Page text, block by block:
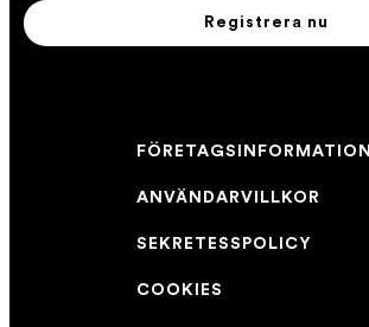
Registrera nu
FÖRETAGSINFORMATION
ANVÄNDARVILLKOR
SEKRETESSPOLICY
COOKIES